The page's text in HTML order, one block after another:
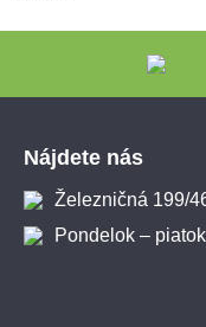
Nájdete nás
Železničná 199/
Pondelok –